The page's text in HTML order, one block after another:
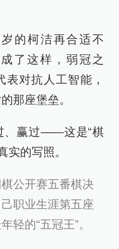
的柯洁再合适不
了这样，弱冠之
对抗人工智能，
那座堡垒。
、赢过——这是“棋
实的写照。
公开赛五番棋决
职业生涯第五座
轻的“五冠王”。